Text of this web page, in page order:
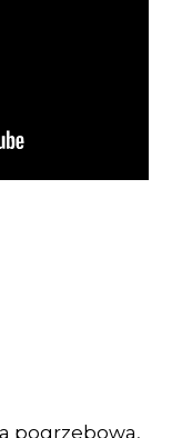
pogrzebowa,